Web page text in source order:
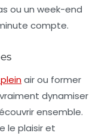
ou un week-end
compte.
air ou former
dynamiser
ensemble.
le plaisir et